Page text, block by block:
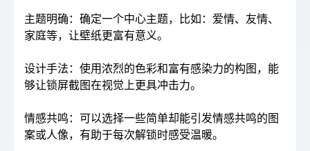
主题明确：确定一个中心主题，比如：爱情、友情、
家庭等，让壁纸更富有意义。
设计手法：使用浓烈的色彩和富有感染力的构图，能
够让锁屏截图在视觉上更具冲击力。
情感共鸣：可以选择一些简单却能引发情感共鸣的图
案或人像，有助于每次解锁时感受温暖。